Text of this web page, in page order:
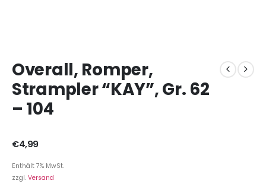
Overall, Romper,
Strampler “KAY”, Gr. 62
– 104
€4,99
Enthält 7% MwSt.
zzgl. Versand